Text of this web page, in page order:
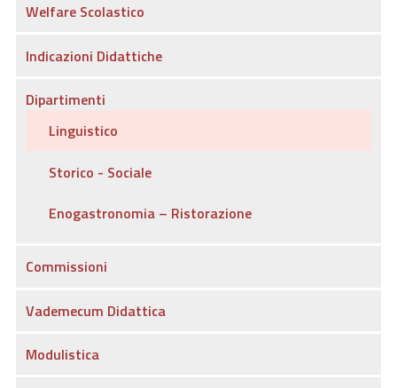
Welfare Scolastico
Indicazioni Didattiche
Dipartimenti
Linguistico
Storico - Sociale
Enogastronomia – Ristorazione
Commissioni
Vademecum Didattica
Modulistica